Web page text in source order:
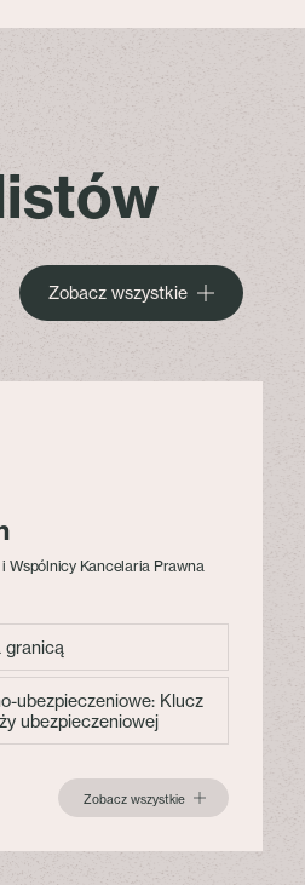
Zobacz wszystkie
Wspólnicy Kancelaria Prawna
granicą
ubezpieczeniowe: Klucz
ubezpieczeniowej
Zobacz wszystkie